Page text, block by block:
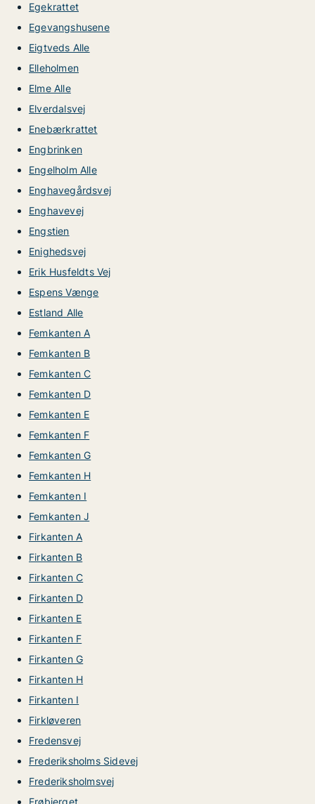
Egekrattet
Egevangshusene
Eigtveds Alle
Elleholmen
Elme Alle
Elverdalsvej
Enebærkrattet
Engbrinken
Engelholm Alle
Enghavegårdsvej
Enghavevej
Engstien
Enighedsvej
Erik Husfeldts Vej
Espens Vænge
Estland Alle
Femkanten A
Femkanten B
Femkanten C
Femkanten D
Femkanten E
Femkanten F
Femkanten G
Femkanten H
Femkanten I
Femkanten J
Firkanten A
Firkanten B
Firkanten C
Firkanten D
Firkanten E
Firkanten F
Firkanten G
Firkanten H
Firkanten I
Firkløveren
Fredensvej
Frederiksholms Sidevej
Frederiksholmsvej
Frøbjerget